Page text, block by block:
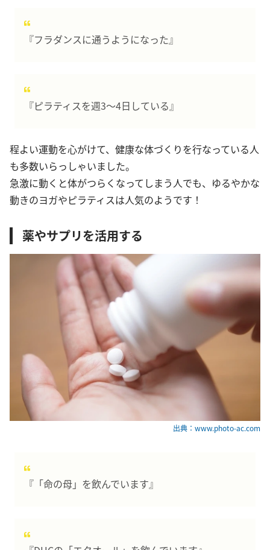
『フラダンスに通うようになった』
『ピラティスを週3〜4日している』
程よい運動を心がけて、健康な体づくりを行なっている人
も多数いらっしゃいました。
急激に動くと体がつらくなってしまう人でも、ゆるやかな
動きのヨガやピラティスは人気のようです！
薬やサプリを活用する
出典：www.photo-ac.com
『「命の母」を飲んでいます』